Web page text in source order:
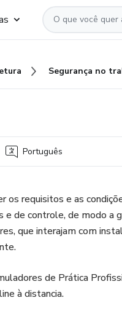
Segurança no
Português
os requisitos e as
e de controle, de modo a
que interajam com
de Prática
à distancia.